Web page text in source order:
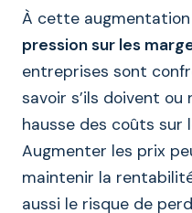
À cette augmentation
pression sur les
entreprises sont
savoir s’ils doivent
hausse des coûts sur
Augmenter les prix
maintenir la
aussi le risque de